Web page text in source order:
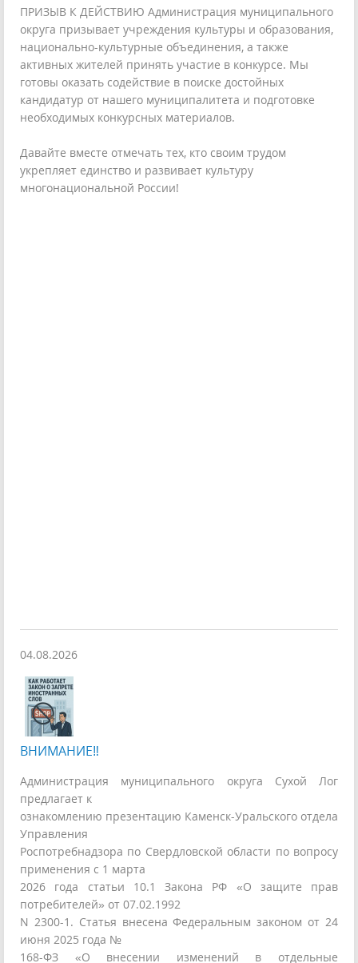
ПРИЗЫВ К ДЕЙСТВИЮ Администрация муниципального
округа призывает учреждения культуры и образования,
национально-культурные объединения, а также
активных жителей принять участие в конкурсе. Мы
готовы оказать содействие в поиске достойных
кандидатур от нашего муниципалитета и подготовке
необходимых конкурсных материалов.
Давайте вместе отмечать тех, кто своим трудом
укрепляет единство и развивает культуру
многонациональной России!
04.08.2026
ВНИМАНИЕ‼
Администрация муниципального округа Сухой Лог
предлагает к
ознакомлению презентацию Каменск-Уральского отдела
Управления
Роспотребнадзора по Свердловской области по вопросу
применения с 1 марта
2026 года статьи 10.1 Закона РФ «О защите прав
потребителей» от 07.02.1992
N 2300-1. Статья внесена Федеральным законом от 24
июня 2025 года №
168-ФЗ «О внесении изменений в отдельные